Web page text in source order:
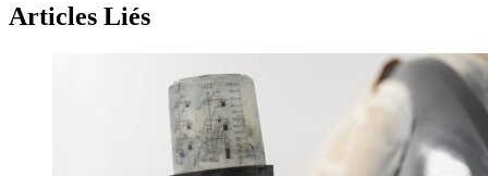
Articles Liés